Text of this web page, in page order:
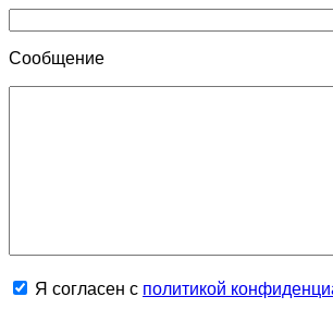
Сообщение
Я согласен с политикой